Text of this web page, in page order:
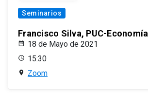
Seminarios
Francisco Silva, PUC-Economía
18 de Mayo de 2021
15:30
Zoom